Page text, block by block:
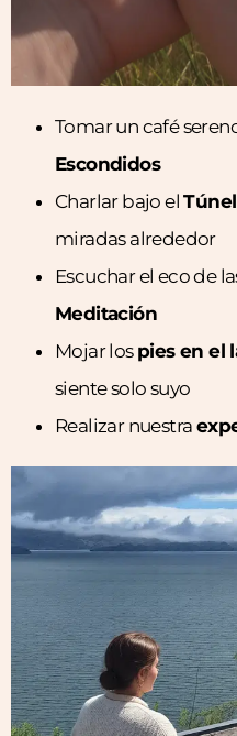
Tomar un café
Escondidos
Charlar bajo el
miradas alrededor
Escuchar el eco de
Meditación
Mojar los pies en el
siente solo suyo
Realizar nuestra